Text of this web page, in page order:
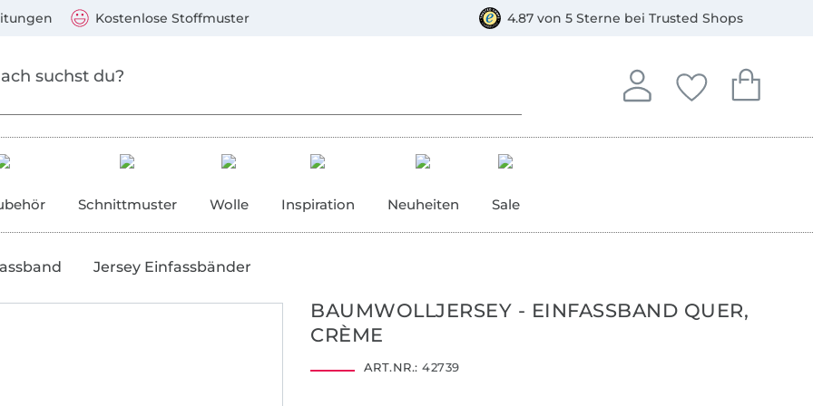
Kostenlose Stoffmuster 4.87 von 5 Sterne bei Trusted Shops
Anmelden
In deinem Konto
Deine
Du hast keine
Dein
Du hast
Schnittmuster Wolle Inspiration Neuheiten Sale
Jersey Einfassbänder
BAUMWOLLJERSEY - EINFASSBAND QUER,
CRÈME
ART.NR.: 42739
Mastercard, PayPal, Giropay, Kauf auf Rechnung, Vorkasse